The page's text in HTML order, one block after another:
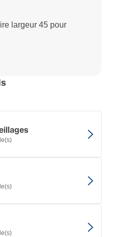
largeur 45 pour